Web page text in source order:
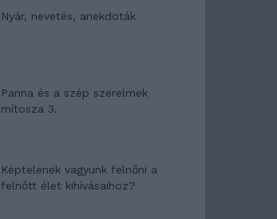
Nyár, nevetés, anekdoták
Panna és a szép szerelmek
mítosza 3.
Képtelenek vagyunk felnőni a
felnőtt élet kihívásaihoz?